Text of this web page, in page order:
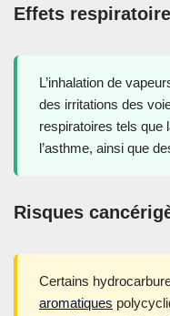
Effets
L’inhalation de
des irritations des
respiratoires tels que
l’asthme, ainsi que
Risques
Certains
aromatiques